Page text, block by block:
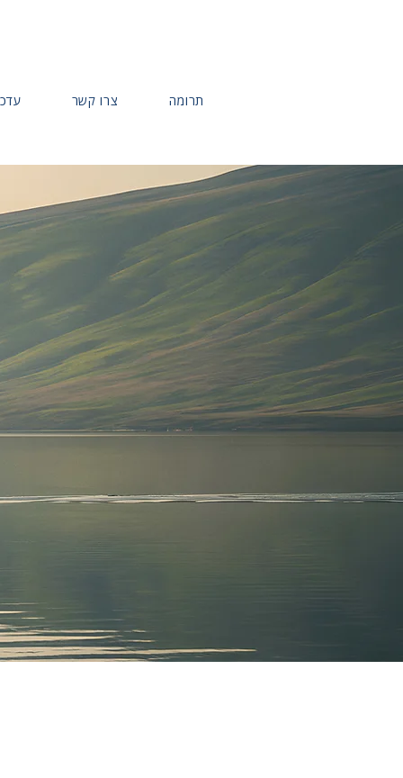
צרו קשר תרומה